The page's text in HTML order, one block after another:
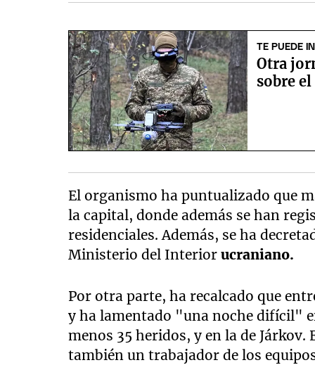
TE PUEDE
Otra
sobre
El organismo ha puntualizado que
la capital, donde además se han
residenciales. Además, se ha
Ministerio del Interiorucraniano.
Por otra parte, ha recalcado que
y ha lamentado "una noche difícil"
menos 35 heridos, y en la de
también un trabajador de los